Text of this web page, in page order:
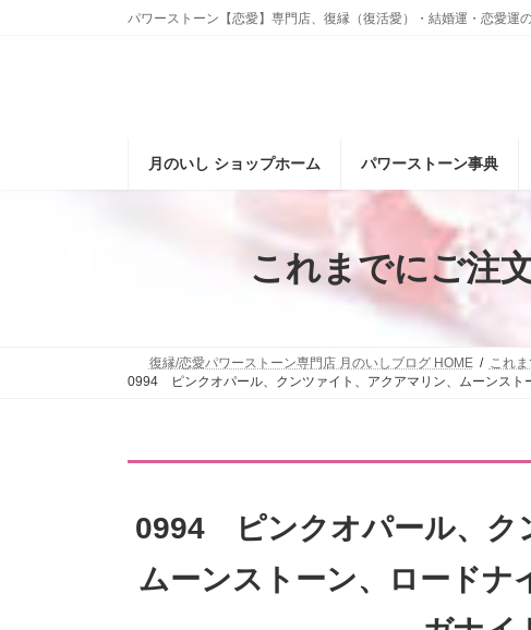
パワーストーン【恋愛】専門店、復縁（復活愛）・結婚運・恋愛運
月のいし ショップホーム パワーストーン事典
これまでにご注
復縁/恋愛パワーストーン専門店 月のいしブログ HOME
これ
0994 ピンクオパール、クンツァイト、アクアマリン、ムーンスト
0994 ピンクオパール、ク
ムーンストーン、ロードナ